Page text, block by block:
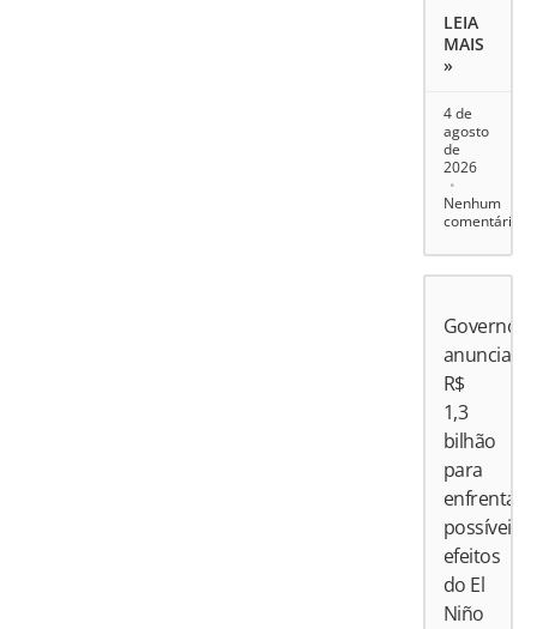
LEIA
MAIS
»
4 de
agosto
de
2026
Nenhum
comentário
Governo
anuncia
R$
1,3
bilhão
para
enfrentar
possíveis
efeitos
do El
Niño